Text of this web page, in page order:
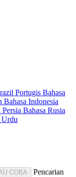
Portugis Bahasa
Bahasa Indonesia
Persia Bahasa Rusia
Urdu
COBA
Pencarian